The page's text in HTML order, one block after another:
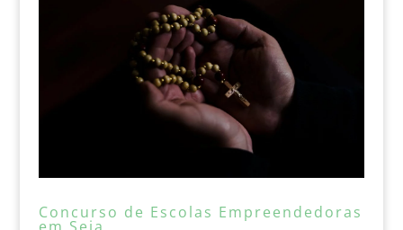
Concurso de Escolas Empreendedoras